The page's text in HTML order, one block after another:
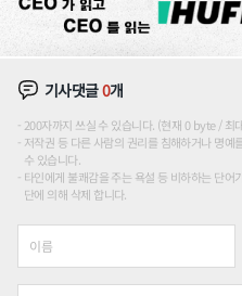
기사댓글0개
200자까지 쓰실 수 있습니다. (현재 0 byte / 최
저작권 등 다른 사람의 권리를 침해하거나 명
수 있습니다.
타인에게 불쾌감을 주는 욕설 등 비하하는 단
단에 의해 삭제 합니다.